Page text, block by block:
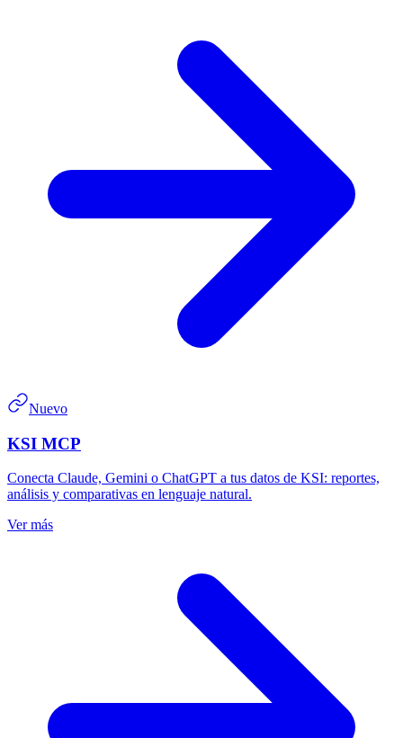
Nuevo
KSI MCP
Conecta Claude, Gemini o ChatGPT a tus datos de KSI: reportes,
análisis y comparativas en lenguaje natural.
Ver más